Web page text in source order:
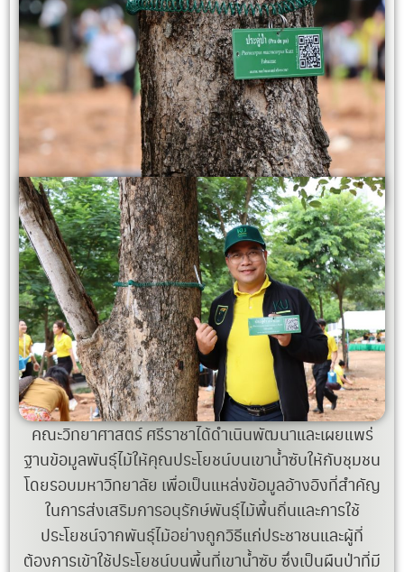
คณะวิทยาศาสตร์ ศรีราชาได้ดำเนินพัฒนาและเผยแพร่
ฐานข้อมูลพันธ์ุไม้ให้คุณประโยชน์บนเขาน้ำซับให้กับชุมชน
โดยรอบมหาวิทยาลัย เพื่อเป็นแหล่งข้อมูลอ้างอิงที่สำคัญ
ในการส่งเสริมการอนุรักษ์พันธ์ุไม้พื้นถิ่นและการใช้
ประโยชน์จากพันธ์ุไม้อย่างถูกวิธีแก่ประชาชนและผู้ที่
ต้องการเข้าใช้ประโยชน์บนพื้นที่เขาน้ำซับ ซึ่งเป็นผืนป่าที่มี